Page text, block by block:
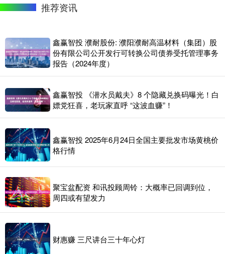
推荐资讯
鑫赢智投 濮耐股份: 濮阳濮耐高温材料（集团）股
份有限公司公开发行可转换公司债券受托管理事务
报告（2024年度）
鑫赢智投 《潜水员戴夫》8 个隐藏兑换码曝光！白
嫖党狂喜，老玩家直呼 “这波血赚”！
鑫赢智投 2025年6月24日全国主要批发市场黄桃价
格行情
聚宝盆配资 和讯投顾周铃：大概率已回调到位，
周四或有望发力
财惠赚 三尺讲台三十年心灯